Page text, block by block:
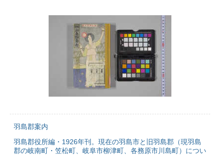
羽島郡案内
羽島郡役所編・1926年刊。現在の羽島市と旧羽島郡（現羽島
郡の岐南町・笠松町、岐阜市柳津町、各務原市川島町）につい